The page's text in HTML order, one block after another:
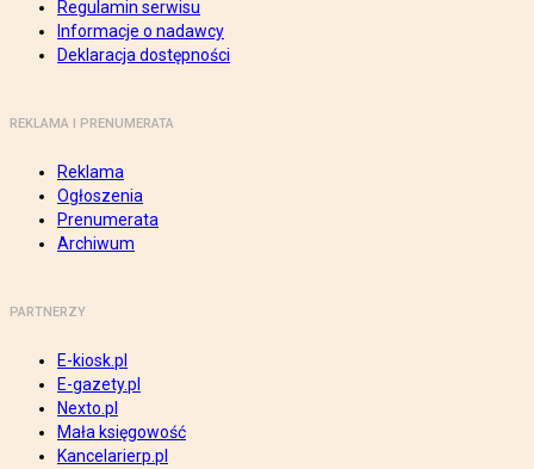
Regulamin serwisu
Informacje o nadawcy
Deklaracja dostępności
REKLAMA I PRENUMERATA
Reklama
Ogłoszenia
Prenumerata
Archiwum
PARTNERZY
E-kiosk.pl
E-gazety.pl
Nexto.pl
Mała księgowość
Kancelarierp.pl